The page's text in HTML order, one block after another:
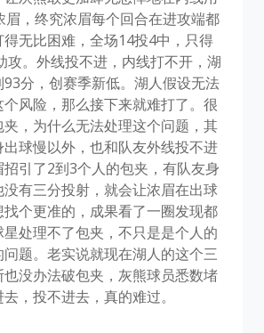
眉，终究浓眉每个回合在进攻端都
无比困难，全场14投4中，只得
攻。外线投不进，内线打不开，湖
93分，创赛季新低。湖人假设无法
风险，那么接下来就难打了。很
，为什么无法处理这个问题，其
球慢以外，也和队友外线投不进
引了2到3个人的包夹，有队友身
有三分投射，就会让浓眉在出球
个更准的，成果看了一圈发现都
处理不了包夹，不只是是个人的
题。老实说就现在湖人的这个三
没办法破包夹，灰熊球员悉数堵
，投不进去，真的难过。